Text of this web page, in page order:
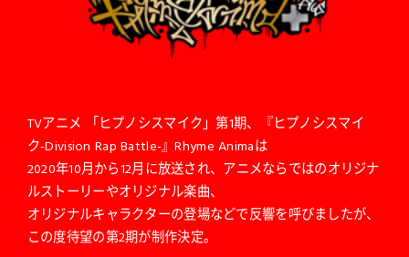
TVアニメ 「ヒプノシスマイク」第1期、『ヒプノシスマイ
ク-Division Rap Battle-』Rhyme Animaは
2020年10月から12月に放送され、アニメならではのオリジナ
ルストーリーやオリジナル楽曲、
オリジナルキャラクターの登場などで反響を呼びましたが、
この度待望の第2期が制作決定。